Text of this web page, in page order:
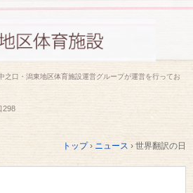
之口・潟東地区体育施設運営グループが運営を行ってお
298
トップ › ニュース › 世界翻訳の日